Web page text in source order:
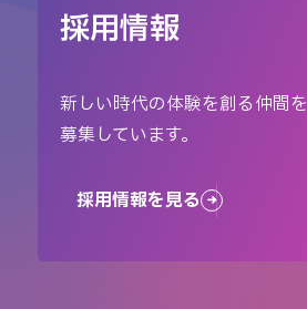
採用情報
新しい時代の体験を創る仲間を
募集しています。
採用情報を見る